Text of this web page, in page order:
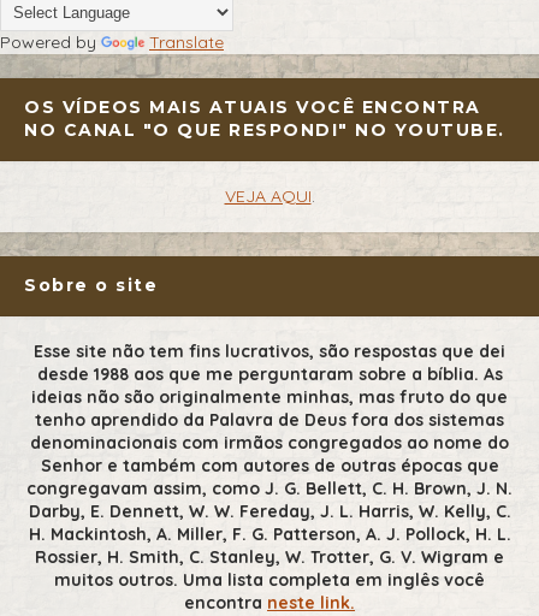
Powered by Translate
OS VÍDEOS MAIS ATUAIS VOCÊ ENCONTRA
NO CANAL "O QUE RESPONDI" NO YOUTUBE.
VEJA AQUI.
Sobre o site
Esse site não tem fins lucrativos, são respostas que dei
desde 1988 aos que me perguntaram sobre a bíblia. As
ideias não são originalmente minhas, mas fruto do que
tenho aprendido da Palavra de Deus fora dos sistemas
denominacionais com irmãos congregados ao nome do
Senhor e também com autores de outras épocas que
congregavam assim, como J. G. Bellett, C. H. Brown, J. N.
Darby, E. Dennett, W. W. Fereday, J. L. Harris, W. Kelly, C.
H. Mackintosh, A. Miller, F. G. Patterson, A. J. Pollock, H. L.
Rossier, H. Smith, C. Stanley, W. Trotter, G. V. Wigram e
muitos outros. Uma lista completa em inglês você
encontra neste link.